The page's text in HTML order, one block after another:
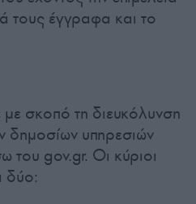
τους έγγραφα και το
σκοπό τη διευκόλυνση
δημοσίων υπηρεσιών
του gov.gr. Οι κύριοι
δύο: